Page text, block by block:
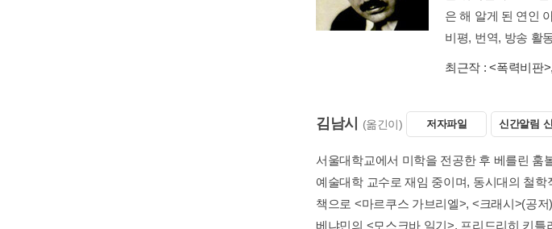
은 해 알게 된 연인
비평, 번역, 방송 활
최근작 :<폭력비판>
김남시 (옮긴이) 저자파일 신간알림
서울대학교에서 미학을 전공한 후 베를린 훔
예술대학 교수로 재임 중이며, 동시대의 철
책으로 <마르쿠스 가브리엘>, <크래시>(공
베냐민의 <모스크바 일기>, 프리드리히 키